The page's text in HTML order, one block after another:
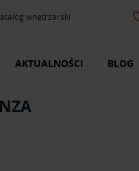
wnętrzarski
AKTUALNOŚCI BLOG